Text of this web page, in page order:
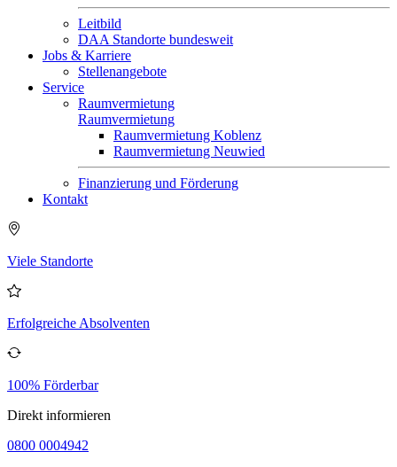
Leitbild
DAA Standorte bundesweit
Jobs & Karriere
Stellenangebote
Service
Raumvermietung
Raumvermietung
Raumvermietung Koblenz
Raumvermietung Neuwied
Finanzierung und Förderung
Kontakt
Viele Standorte
Erfolgreiche Absolventen
100% Förderbar
Direkt informieren
0800 0004942